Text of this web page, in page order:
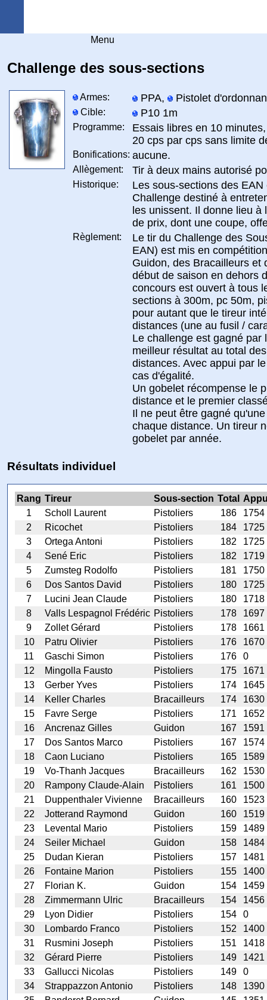
Menu
Challenge des sous-sections
Armes: PPA, Pistolet
Cible: P10 1m
Programme:
Essais libres en 10 minutes,
20 cps par cps sans limite
Bonifications: aucune.
Allègement: Tir à deux mains autorisé
Historique:
Les sous-sections des
Challenge destiné à
les unissent. Il donne lieu à
de prix, dont une coupe,
Règlement:
Le tir du Challenge des
EAN) est mis en
Guidon, des Bracailleurs et
début de saison en dehors
concours est ouvert à tous
sections à 300m, pc 50m,
pour autant que le tireur
distances (une au fusil /
Le challenge est gagné par
meilleur résultat au total
distances. Avec appui par
cas d'égalité.
Un gobelet récompense le
distance et le premier
Il ne peut être gagné
chaque distance. Un tireur
gobelet par année.
Résultats individuel
Rang Tireur Sous-section Total
1
Scholl Laurent Pistoliers 186
1754
2
Ricochet Pistoliers 184
1725
3
Ortega Antoni Pistoliers 182
1725
4
Sené Eric Pistoliers 182
1719
5
Zumsteg Rodolfo Pistoliers 181
1750
6
Dos Santos David Pistoliers 180
1725
7
Lucini Jean Claude Pistoliers 180
1718
8
Valls Lespagnol Frédéric Pistoliers 178
1697
9
Zollet Gérard Pistoliers 178
1661
10
Patru Olivier Pistoliers 176
1670
11
Gaschi Simon Pistoliers 176
0
12
Mingolla Fausto Pistoliers 175
1671
13
Gerber Yves Pistoliers 174
1645
14
Keller Charles Bracailleurs 174
1630
15
Favre Serge Pistoliers 171
1652
16
Ancrenaz Gilles Guidon 167
1591
17
Dos Santos Marco Pistoliers 167
1574
18
Caon Luciano Pistoliers 165
1589
19
Vo-Thanh Jacques Bracailleurs 162
1530
20
Rampony Claude-Alain Pistoliers 161
1500
21
Duppenthaler Vivienne Bracailleurs 160
1523
22
Jotterand Raymond Guidon 160
1519
23
Levental Mario Pistoliers 159
1489
24
Seiler Michael Guidon 158
1484
25
Dudan Kieran Pistoliers 157
1481
26
Fontaine Marion Pistoliers 155
1400
27
Florian K. Guidon 154
1459
28
Zimmermann Ulric Bracailleurs 154
1456
29
Lyon Didier Pistoliers 154
0
30
Lombardo Franco Pistoliers 152
1400
31
Rusmini Joseph Pistoliers 151
1418
32
Gérard Pierre Pistoliers 149
1421
33
Gallucci Nicolas Pistoliers 149
0
34
Strappazzon Antonio Pistoliers 148
1390